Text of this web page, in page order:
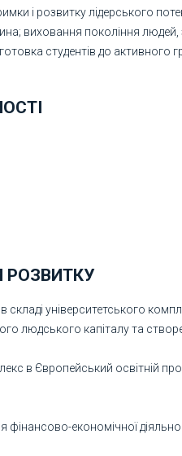
і розвитку лідерського
виховання покоління
студентів до активного
РОЗВИТКУ
складі університетського
людського капіталу та
в Європейський освітній
фінансово-економічної